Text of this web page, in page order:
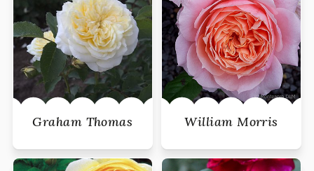
Graham Thomas William Morris